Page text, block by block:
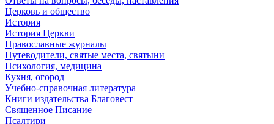
Церковь и общество
История
История Церкви
Православные журналы
Путеводители, святые места, святыни
Психология, медицина
Кухня, огород
Учебно-справочная литература
Книги издательства Благовест
Священное Писание
Псалтири